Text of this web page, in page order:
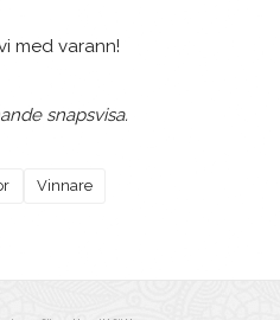
med varann!
snapsvisa.
Vinnare